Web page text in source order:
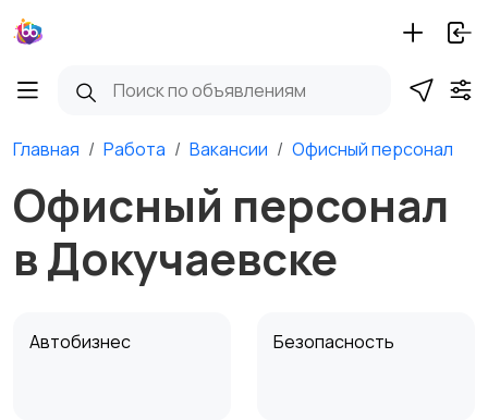
Главная Работа Вакансии Офисный персонал
Офисный персонал
в Докучаевске
Автобизнес Безопасность